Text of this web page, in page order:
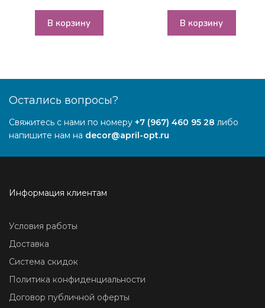
В корзину В корзину
Остались вопросы?
Свяжитесь с нами по номеру +7 (967) 460 95 28 либо
напишите нам на decor@april-opt.ru
Информация клиентам
Условия работы
Доставка
Система скидок
Политика конфиденциальности
Договор публичной оферты